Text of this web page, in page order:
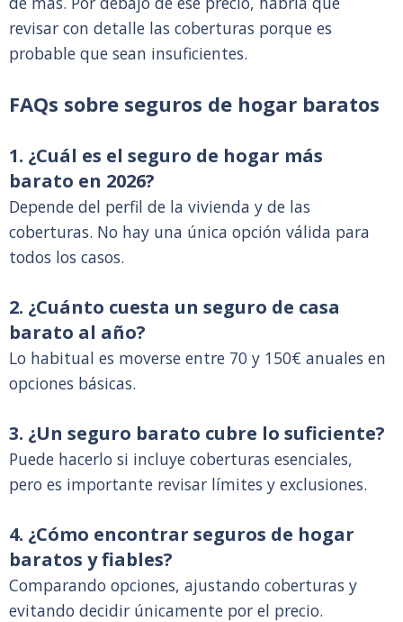
revisar con detalle las coberturas porque es
probable que sean insuficientes.
FAQs sobre seguros de hogar baratos
1. ¿Cuál es el seguro de hogar más
barato en 2026?
Depende del perfil de la vivienda y de las
coberturas. No hay una única opción válida para
todos los casos.
2. ¿Cuánto cuesta un seguro de casa
barato al año?
Lo habitual es moverse entre 70 y 150€ anuales en
opciones básicas.
3. ¿Un seguro barato cubre lo suficiente?
Puede hacerlo si incluye coberturas esenciales,
pero es importante revisar límites y exclusiones.
4. ¿Cómo encontrar seguros de hogar
baratos y fiables?
Comparando opciones, ajustando coberturas y
evitando decidir únicamente por el precio.